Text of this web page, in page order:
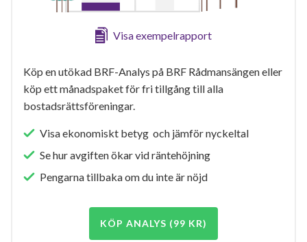
Visa exempelrapport
Köp en utökad BRF-Analys på BRF Rådmansängen eller
köp ett månadspaket för fri tillgång till alla
bostadsrättsföreningar.
Visa ekonomiskt betyg och jämför nyckeltal
Se hur avgiften ökar vid räntehöjning
Pengarna tillbaka om du inte är nöjd
KÖP ANALYS (99 KR)